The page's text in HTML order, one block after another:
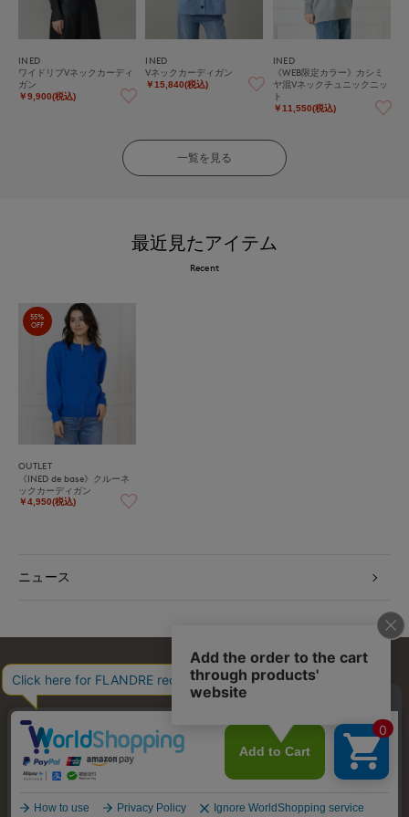
INED
ワイドリブVネックカーディ
ガン
￥9,900(税込)
INED
Vネックカーディガン
￥15,840(税込)
INED
《WEB限定カラー》カシミ
ヤ混Vネックチュニックニッ
ト
￥11,550(税込)
一覧を見る
最近見たアイテム
Recent
55%
OFF
OUTLET
《INED de base》クルーネ
ックカーディガン
￥4,950(税込)
ニュース
お問い合わせ 利用規約 会社概要 プライバシーポリシー
特定商取引・古物営業法に基づく表示 店舗リスト